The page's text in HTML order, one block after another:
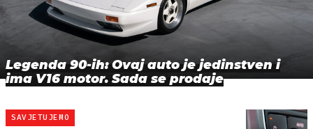
Legenda 90-ih: Ovaj auto je jedinstven i
ima V16 motor. Sada se prodaje
SAVJETUJEMO